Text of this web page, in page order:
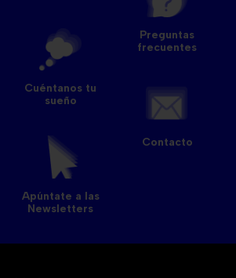
Cuéntanos tu
sueño
Apúntate a las
Newsletters
Preguntas
frecuentes
Contacto